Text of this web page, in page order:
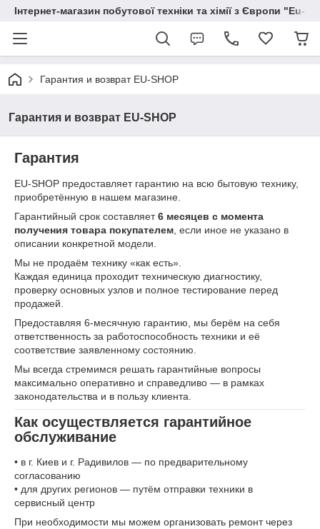
Інтернет-магазин побутової техніки та хімії з Європи "Eu-
Гарантия и возврат EU-SHOP
Гарантия и возврат EU-SHOP
Гарантия
EU-SHOP предоставляет гарантию на всю бытовую технику,
приобретённую в нашем магазине.
Гарантийный срок составляет6 месяцев с момента
получения товара покупателем , если иное не указано в
описании конкретной модели.
Мы не продаём технику «как есть».
Каждая единица проходит техническую диагностику,
проверку основных узлов и полное тестирование перед
продажей.
Предоставляя 6-месячную гарантию, мы берём на себя
ответственность за работоспособность техники и её
соответствие заявленному состоянию.
Мы всегда стремимся решать гарантийные вопросы
максимально оперативно и справедливо — в рамках
законодательства и в пользу клиента.
Как осуществляется гарантийное
обслуживание
• в г. Киев и г. Радивилов — по предварительному
согласованию
• для других регионов — путём отправки техники в
сервисный центр
При необходимости мы можем организовать ремонт через